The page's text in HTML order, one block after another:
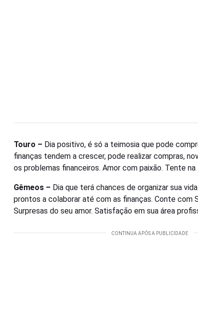
Touro – Dia positivo, é só a teimosia que pode
finanças tendem a crescer, pode realizar compras,
os problemas financeiros. Amor com paixão. Tente
Gêmeos – Dia que terá chances de organizar sua
prontos a colaborar até com as finanças. Conte com
Surpresas do seu amor. Satisfação em sua área